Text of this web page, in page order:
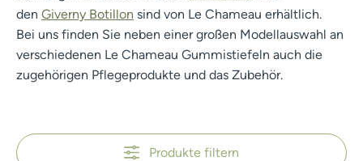
den Giverny Botillon sind von Le Chameau erhältlich.
Bei uns finden Sie neben einer großen Modellauswahl an
verschiedenen Le Chameau Gummistiefeln auch die
zugehörigen Pflegeprodukte und das Zubehör.
Produkte filtern